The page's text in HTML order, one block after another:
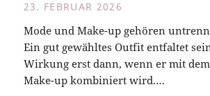
23. FEBRUAR 2026
Mode und Make-up gehören
Ein gut gewähltes Outfit entfaltet
Wirkung erst dann, wenn er mit
Make-up kombiniert wird.…